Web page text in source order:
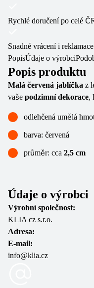
Rychlé doručení po celé
Snadné vrácení i reklamace
PopisÚdaje o výrobci
Popis produktu
Malá červená jablíčka z
vaše podzimní dekorace,
odlehčená umělá
barva: červená
průměr: cca 2,5 cm
Údaje o výrobci
Výrobní společnost:
KLIA cz s.r.o.
Adresa:
E-mail:
info@klia.cz